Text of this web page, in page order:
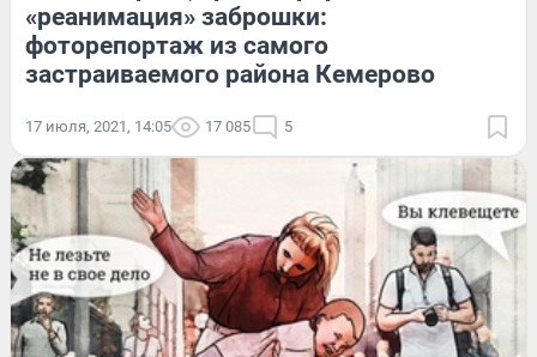
«реанимация» заброшки:
фоторепортаж из самого
застраиваемого района Кемерово
17 июля, 2021, 14:05 17 085 5